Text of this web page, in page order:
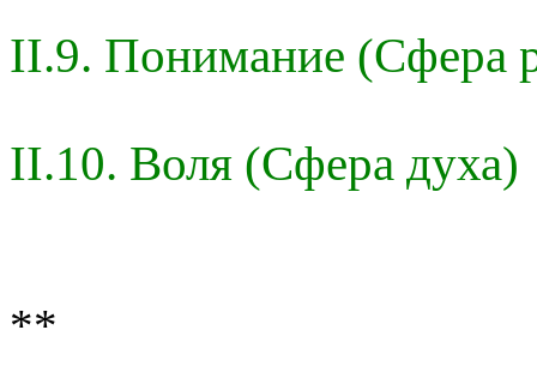
II.9. Понимание (Сфера
II.10. Воля (Сфера духа)
**